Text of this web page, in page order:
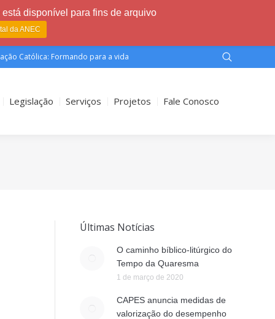
Católica: Formando para a vida
Legislação Serviços Projetos Fale Conosco
Últimas Notícias
O caminho bíblico-litúrgico do
Tempo da Quaresma
1 de março de 2020
CAPES anuncia medidas de
valorização do desempenho
disponível para fins de arquivo
da ANEC